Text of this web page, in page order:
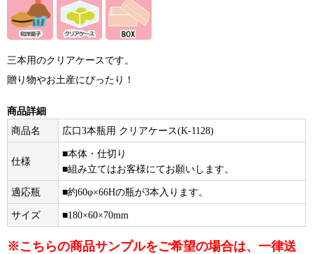
三本用のクリアケースです。
贈り物やお土産にぴったり！
商品詳細
商品名
広口3本瓶用 クリアケース(K-1128)
仕様
■本体・仕切り
■組み立てはお客様にてお願いします。
適応瓶 ■約60φ×66Hの瓶が3本入ります。
サイズ ■180×60×70mm
※こちらの商品サンプルをご希望の場合は、一律送